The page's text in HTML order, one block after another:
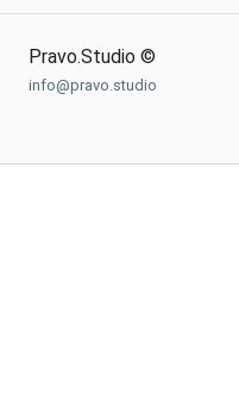
Pravo.Studio ©
info@pravo.studio